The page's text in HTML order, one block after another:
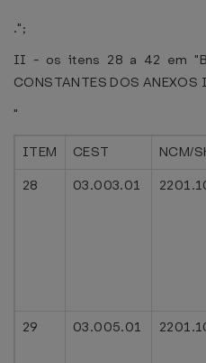
.";
II - os itens 28 a 42 em
CONSTANTES DOS
"
ITEM CEST NCM/
28
03.003.01
29
03.005.01